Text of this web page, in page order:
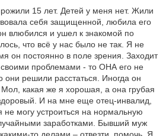
15 лет. Детей у меня нет. Жили
себя защищенной, любила его
влюбился и ушел к знакомой по
что всё у нас было не так. Я не
он постоянно в поле зрения. Заходит
проблемами - то ОНА его не
они решили расстаться. Иногда он
какая же я хорошая, а она грубая
И на мне еще отец-инвалид,
не могу устроиться на нормальную
заработками. Бывший муж
то делами – отвезти, помочь. Я